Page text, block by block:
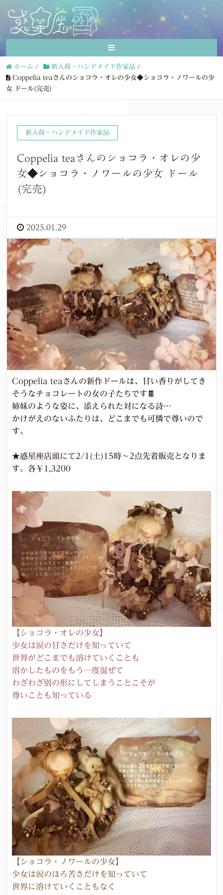
ホーム / 新入荷・ハンドメイド作家品 /
Coppelia teaさんのショコラ・オレの少女◆ショコラ・ノワールの少
女 ドール(完売)
新入荷・ハンドメイド作家品
Coppelia teaさんのショコラ・オレの少
女◆ショコラ・ノワールの少女 ドール
(完売)
2025.01.29
Coppelia teaさんの新作ドールは、甘い香りがしてき
そうなチョコレートの女の子たちです🍫
姉妹のような姿に、添えられた対になる詩…
かけがえのないふたりは、どこまでも可憐で尊いので
す。
★惑星座店頭にて2/1(土)15時～2点先着販売となりま
す。各￥1,3200
【ショコラ・オレの少女】
少女は涙の甘さだけを知っていて
世界がどこまでも溶けていくことも
溶かしたものをもう一度混ぜて
わざわざ別の形にしてしまうことこそが
尊いことも知っている
【ショコラ・ノワールの少女】
少女は涙のほろ苦さだけを知っていて
世界に溶けていくこともなく